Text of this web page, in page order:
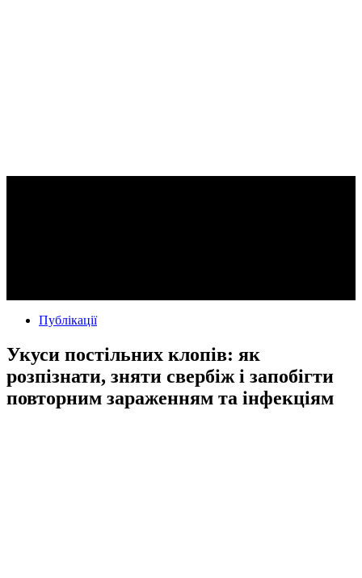
Публікації
Укуси постільних клопів: як
розпізнати, зняти свербіж і запобігти
повторним зараженням та інфекціям